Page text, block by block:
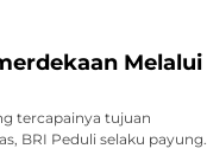
Melalui
tercapainya tujuan
BRI Peduli selaku payung